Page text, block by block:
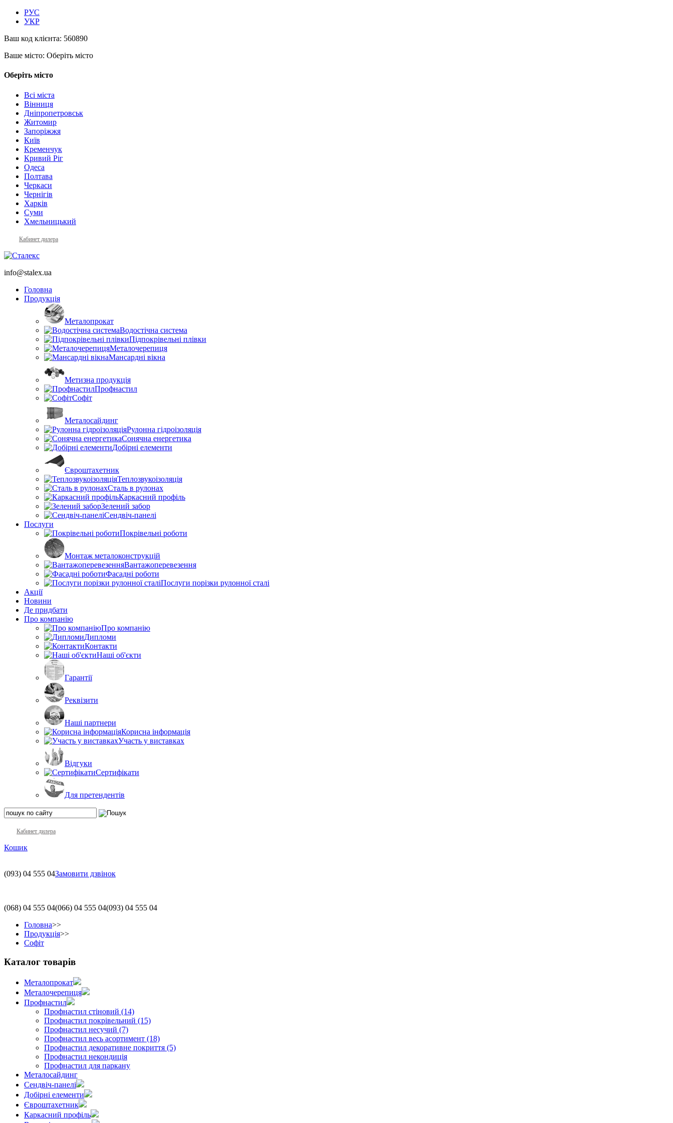
РУС
УКР
Ваш код клієнта: 560890
Ваше місто: Оберіть місто
Оберіть місто
Всі міста
Вінниця
Дніпропетровськ
Житомир
Запоріжжя
Київ
Кременчук
Кривий Ріг
Одеса
Полтава
Черкаси
Чернігів
Харків
Суми
Хмельницький
Кабинет дилера
info@stalex.ua
Головна
Продукція
Металопрокат
Водостічна система
Підпокрівельні плівки
Металочерепиця
Мансардні вікна
Метизна продукція
Профнастил
Софіт
Металосайдинг
Рулонна гідроізоляція
Сонячна енергетика
Добірні елементи
Євроштахетник
Теплозвукоізоляція
Сталь в рулонах
Каркасний профіль
Зелений забор
Сендвіч-панелі
Послуги
Покрівельні роботи
Монтаж металоконструкцій
Вантажоперевезення
Фасадні роботи
Послуги порізки рулонної сталі
Акції
Новини
Де придбати
Про компанію
Про компанію
Дипломи
Контакти
Наші об'єкти
Гарантії
Реквізити
Наші партнери
Корисна інформація
Участь у виставках
Відгуки
Сертифікати
Для претендентів
Кабинет дилера
Кошик
(093) 04 555 04Замовити дзвінок
(068) 04 555 04(066) 04 555 04(093) 04 555 04
Головна>>
Продукція>>
Софіт
Каталог товарів
Металопрокат
Металочерепиця
Профнастил
Профнастил стіновий (14)
Профнастил покрівельний (15)
Профнастил несучий (7)
Профнастил весь асортимент (18)
Профнастил декоративне покриття (5)
Профнастил некондиція
Профнастил для паркану
Металосайдинг
Сендвіч-панелі
Добірні елементи
Євроштахетник
Каркасний профіль